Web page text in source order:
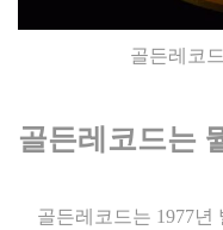
골든레코
골든레코드는
골든레코드는 1977년